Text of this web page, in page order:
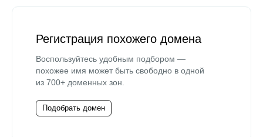
Регистрация похожего домена
Воспользуйтесь удобным подбором —
похожее имя может быть свободно в одной
из 700+ доменных зон.
Подобрать домен